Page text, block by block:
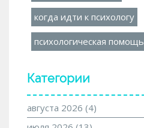
когда идти к психологу
психологическая помощь
Категории
августа 2026 (4)